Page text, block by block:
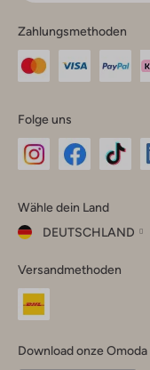
Zahlungsmethoden
Folge uns
Instagram
Facebook
TikTok
Wähle dein Land
DEUTSCHLAND
dein
Land
Versandmethoden
Download onze Omoda